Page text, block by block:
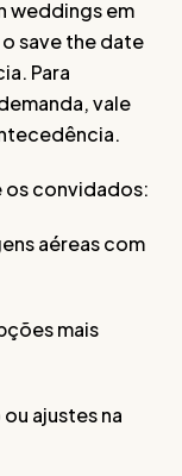
weddings em
save the date
Para
vale
os convidados:
aéreas com
mais
ajustes na